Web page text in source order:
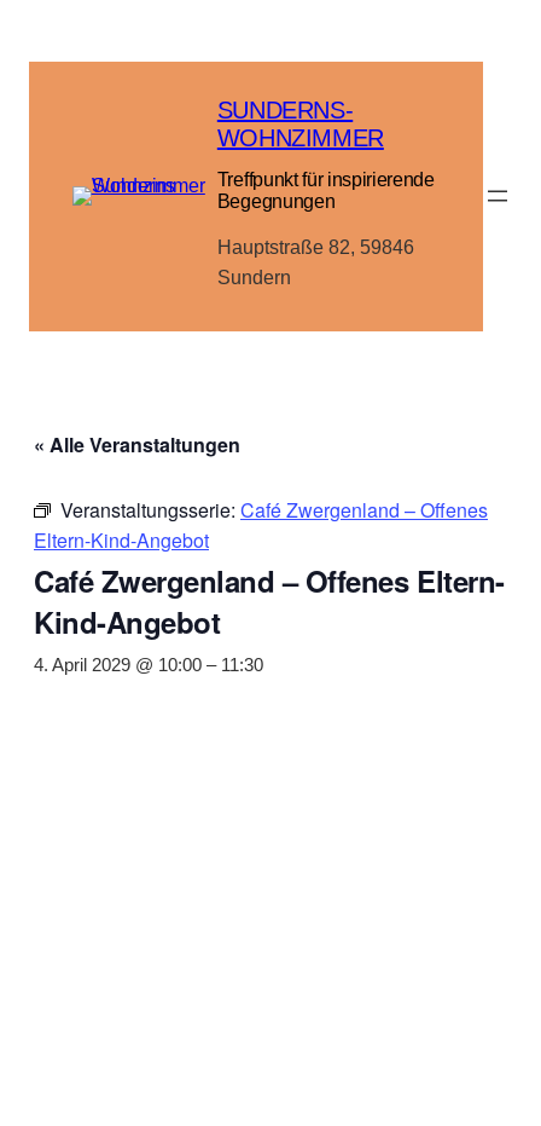
SUNDERNS-
WOHNZIMMER
Treffpunkt für inspirierende
Begegnungen
Hauptstraße 82, 59846
Sundern
« Alle Veranstaltungen
Veranstaltungsserie: Café Zwergenland – Offenes
Eltern-Kind-Angebot
Café Zwergenland – Offenes Eltern-
Kind-Angebot
4. April 2029 @ 10:00 – 11:30